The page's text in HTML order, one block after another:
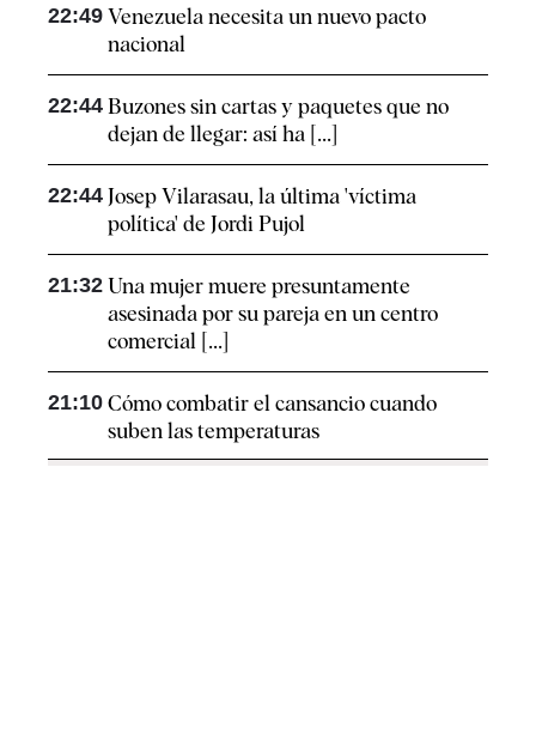
22:49 Venezuela necesita un nuevo pacto
nacional
22:44 Buzones sin cartas y paquetes que no
dejan de llegar: así ha [...]
22:44 Josep Vilarasau, la última 'víctima
política' de Jordi Pujol
21:32 Una mujer muere presuntamente
asesinada por su pareja en un centro
comercial [...]
21:10 Cómo combatir el cansancio​ cuando
suben las temperaturas